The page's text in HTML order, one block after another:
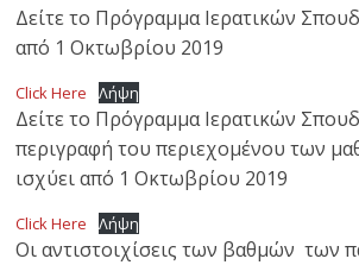
Ακαδημία
Αθηνών
Δείτε το Πρόγραμμα Ιερατικών
από 1 Οκτωβρίου 2019
Click Here Λήψη
Δείτε το Πρόγραμμα Ιερατικών
περιγραφή του περιεχομένου των
ισχύει από 1 Οκτωβρίου 2019
Click Here Λήψη
Οι αντιστοιχίσεις των βαθμών των